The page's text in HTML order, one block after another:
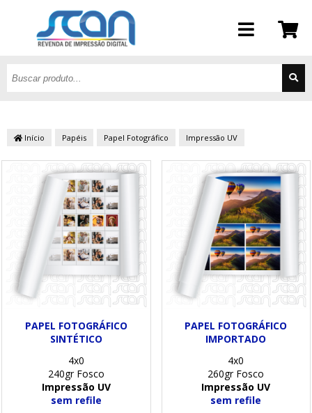
Início Papéis Papel Fotográfico Impressão UV
PAPEL FOTOGRÁFICO
SINTÉTICO
4x0
240gr Fosco
Impressão UV
sem refile
PAPEL FOTOGRÁFICO
IMPORTADO
4x0
260gr Fosco
Impressão UV
sem refile